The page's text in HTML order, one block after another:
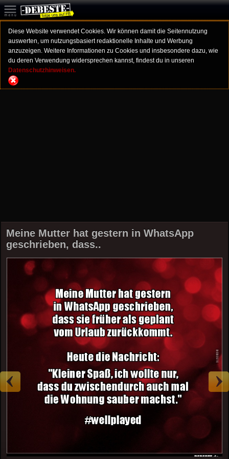
Diese Website verwendet Cookies. Wir können damit die Seitennutzung
auswerten, um nutzungsbasiert redaktionelle Inhalte und Werbung
anzuzeigen. Weitere Informationen zu Cookies und insbesondere dazu, wie
du deren Verwendung widersprechen kannst, findest du in unseren
Datenschutzhinweisen.
Meine Mutter hat gestern in WhatsApp
geschrieben, dass..